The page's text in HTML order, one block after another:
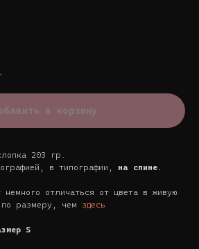
в корзину
203 гр.
в типографии,
на спине.
немного отличаться от цвета в живую
размеру, чем здесь
S